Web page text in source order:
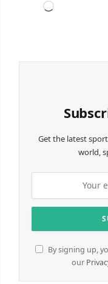
L
Get the latest
world,
By signing up,
our